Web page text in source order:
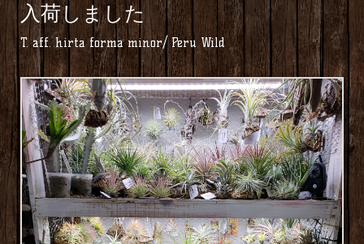
入荷しました
T. aff. hirta forma minor/ Peru Wild